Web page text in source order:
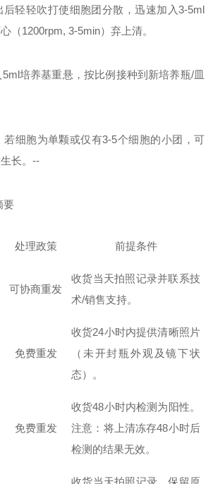
后轻轻吹打使细胞团分散，迅速加入3-5ml
（1200rpm, 3-5min）弃上清。
培养基重悬，按比例接种到新培养瓶/皿
若细胞为单颗或仅有3-5个细胞的小团，可
长。--
要
处理政策 前提条件
可协商重发
收货当天拍照记录并联系技
术/销售支持。
免费重发
收货24小时内提供清晰照片
（未开封瓶外观及镜下状
态）。
免费重发
收货48小时内检测为阳性。
注意 ：将上清冻存48小时后
检测的结果无效。
收货当天拍照记录。保留原